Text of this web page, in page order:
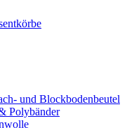
und Blockbodenbeutel
Polybänder